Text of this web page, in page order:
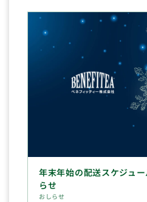
年末年始の配送スケジュ
らせ
おしらせ